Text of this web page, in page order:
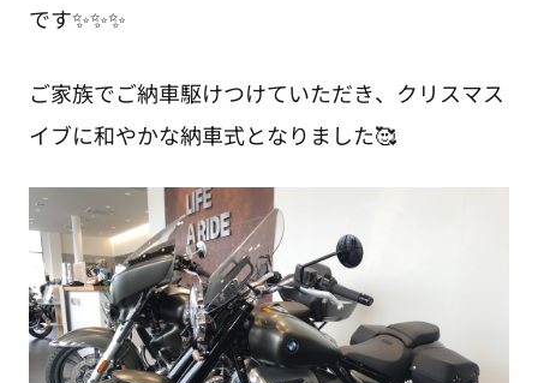
です✨✨✨
ご家族でご納車駆けつけていただき、クリスマス
イブに和やかな納車式となりました🥰